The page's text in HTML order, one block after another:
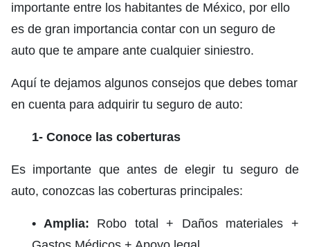
importante entre los habitantes de México, por ello
es de gran importancia contar con un seguro de
auto que te ampare ante cualquier siniestro.
Aquí te dejamos algunos consejos que debes tomar
en cuenta para adquirir tu seguro de auto:
1- Conoce las coberturas
Es importante que antes de elegir tu seguro de
auto, conozcas las coberturas principales:
• Amplia: Robo total + Daños materiales +